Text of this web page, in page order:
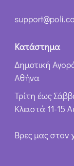
Κατάστημα
Δημοτική
Αθήνα
Τρίτη έως
Κλειστά 11-15
Βρες μας στον